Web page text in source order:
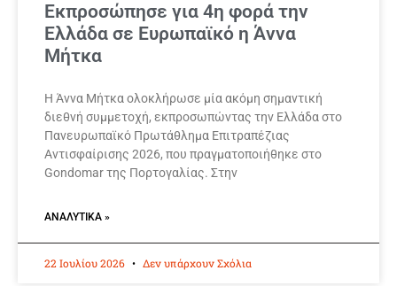
Εκπροσώπησε για 4η φορά την
Ελλάδα σε Ευρωπαϊκό η Άννα
Μήτκα
Η Άννα Μήτκα ολοκλήρωσε μία ακόμη σημαντική
διεθνή συμμετοχή, εκπροσωπώντας την Ελλάδα στο
Πανευρωπαϊκό Πρωτάθλημα Επιτραπέζιας
Αντισφαίρισης 2026, που πραγματοποιήθηκε στο
Gondomar της Πορτογαλίας. Στην
ΑΝΑΛΥΤΙΚΆ »
22 Ιουλίου 2026 Δεν υπάρχουν Σχόλια